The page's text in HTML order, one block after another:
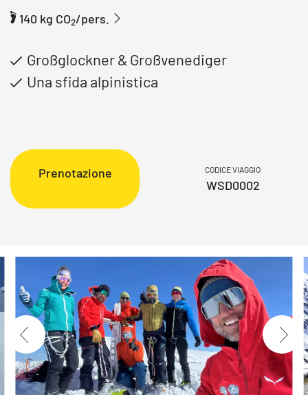
140 kg CO2/pers.
Großglockner & Großvenediger
Una sfida alpinistica
Prenotazione CODICE VIAGGIO
WSD0002